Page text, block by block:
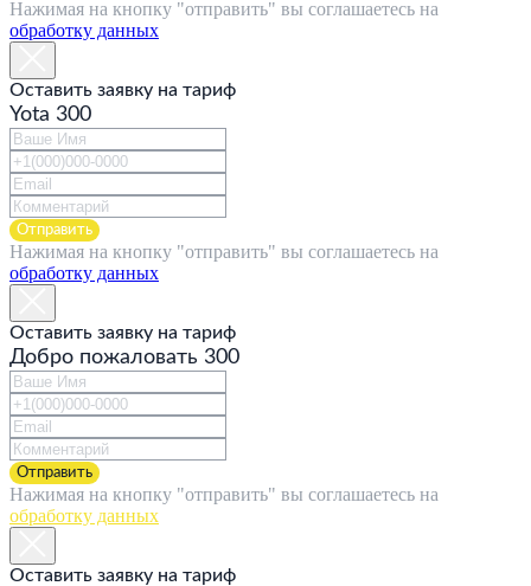
Нажимая на кнопку "отправить" вы соглашаетесь на
обработку данных
Оставить заявку на тариф
Yota 300
Отправить
Нажимая на кнопку "отправить" вы соглашаетесь на
обработку данных
Оставить заявку на тариф
Добро пожаловать 300
Отправить
Нажимая на кнопку "отправить" вы соглашаетесь на
обработку данных
Оставить заявку на тариф